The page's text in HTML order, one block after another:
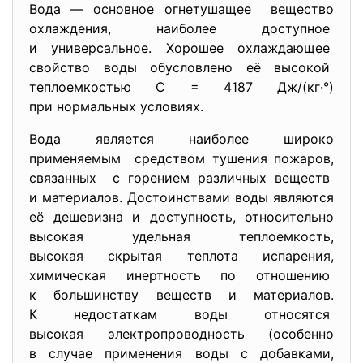
Вода — основное огнетушащее вещество
охлаждения, наиболее доступное
и универсальное. Хорошее охлаждающее
свойство воды обусловлено её высокой
теплоемкостью C = 4187 Дж/(кг·°)
при нормальных условиях.
Вода является наиболее широко
применяемым средством тушения пожаров,
связанных с горением различных веществ
и материалов. Достоинствами воды являются
её дешевизна и доступность, относительно
высокая удельная теплоемкость,
высокая скрытая теплота испарения,
химическая инертность по отношению
к большинству веществ и материалов.
К недостаткам воды относятся
высокая электропроводность (особенно
в случае применения воды с добавками,